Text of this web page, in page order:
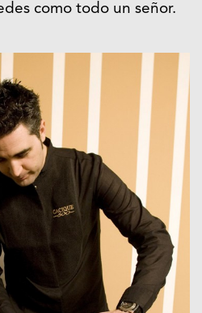
como todo un señor.